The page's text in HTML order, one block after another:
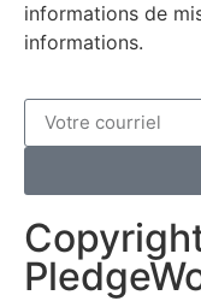
informations de
informations.